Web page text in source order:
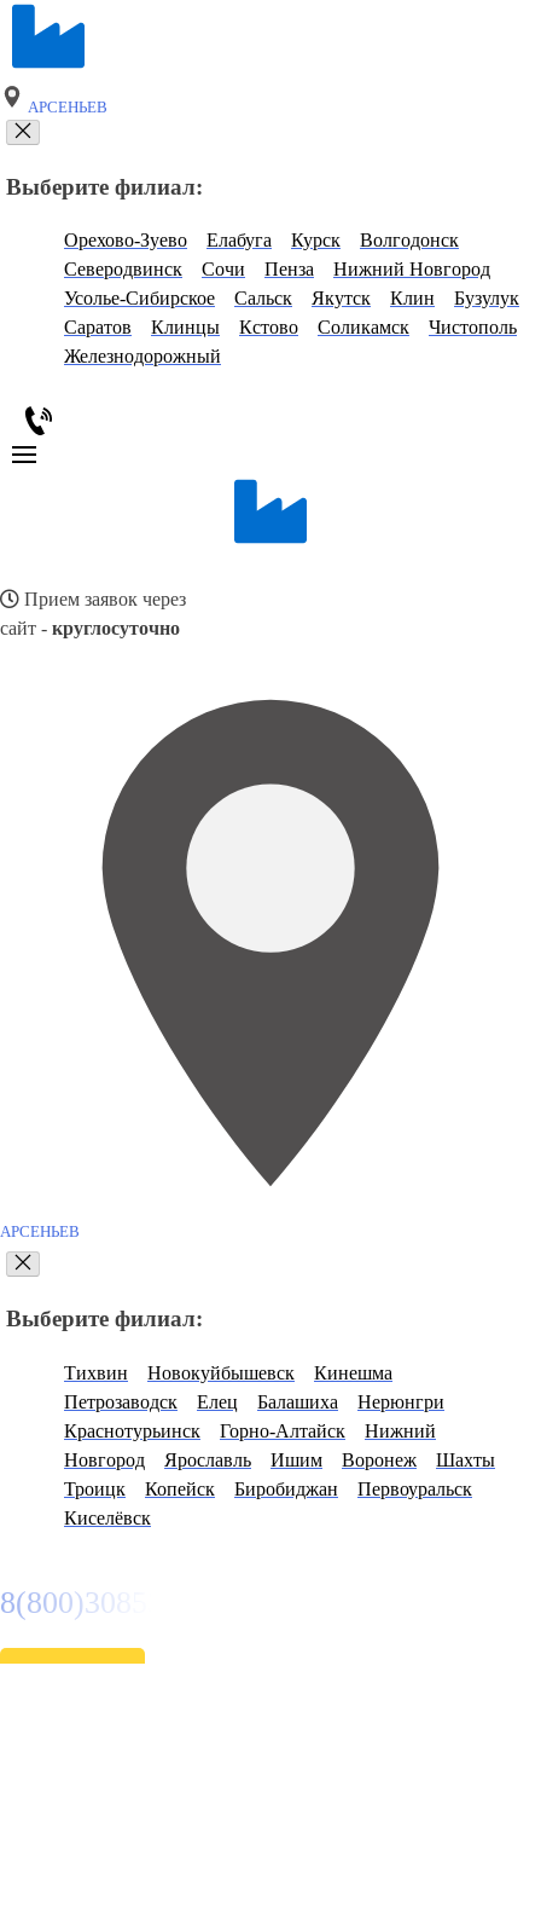
АРСЕНЬЕВ
Выберите филиал:
Орехово-Зуево Елабуга Курск
Волгодонск
Северодвинск
Сочи Пенза
Нижний Новгород
Усолье-Сибирское
Сальск Якутск Клин
Бузулук
Саратов
Клинцы Кстово Соликамск
Чистополь
Железнодорожный
Прием заявок через
сайт - круглосуточно
АРСЕНЬЕВ
Выберите филиал:
Тихвин Новокуйбышевск
Кинешма
Петрозаводск
Елец Балашиха
Нерюнгри
Краснотурьинск
Горно-Алтайск
Нижний
Новгород
Ярославль Ишим Воронеж
Шахты
Троицк
Копейск Биробиджан
Первоуральск
Киселёвск
8(800)3085303